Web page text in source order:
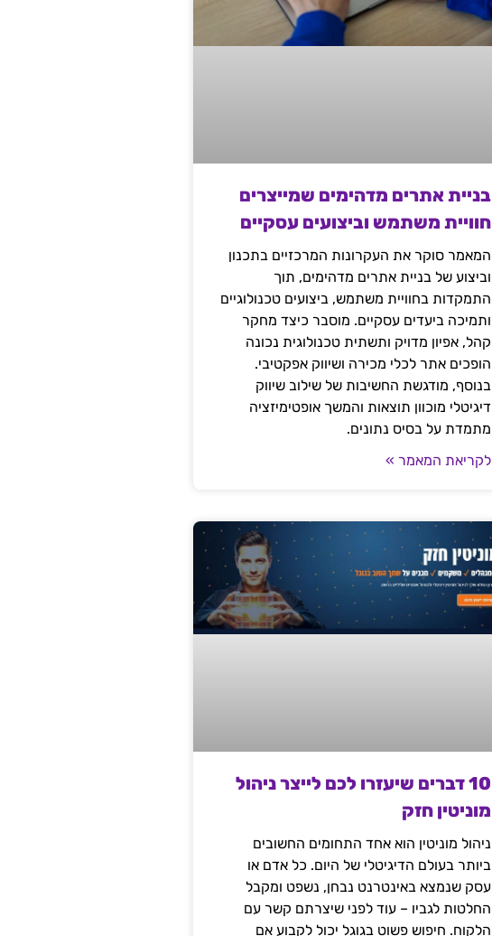
בניית אתרים מדהימים שמייצרים
חוויית משתמש וביצועים עסקיים
המאמר סוקר את העקרונות המרכזיים בתכנון
וביצוע של בניית אתרים מדהימים, תוך
התמקדות בחוויית משתמש, ביצועים טכנולוגיים
ותמיכה ביעדים עסקיים. מוסבר כיצד מחקר
קהל, אפיון מדויק ותשתית טכנולוגית נכונה
הופכים אתר לכלי מכירה ושיווק אפקטיבי.
בנוסף, מודגשת החשיבות של שילוב שיווק
דיגיטלי מוכוון תוצאות והמשך אופטימיזציה
מתמדת על בסיס נתונים.
לקריאת המאמר »
10 דברים שיעזרו לכם לייצר ניהול
מוניטין חזק
ניהול מוניטין הוא אחד התחומים החשובים
ביותר בעולם הדיגיטלי של היום. כל אדם או
עסק שנמצא באינטרנט נבחן, נשפט ומקבל
החלטות לגביו – עוד לפני שיצרתם קשר עם
הלקוח. חיפוש פשוט בגוגל יכול לקבוע אם